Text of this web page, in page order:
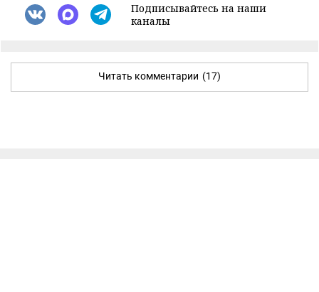
Подписывайтесь на наши
каналы
Читать комментарии (17)